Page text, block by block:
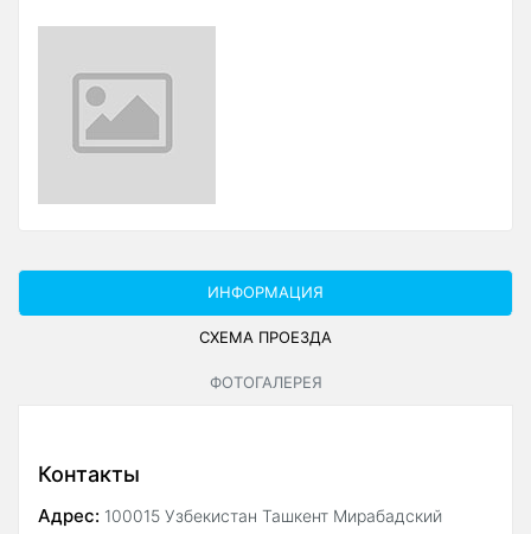
ИНФОРМАЦИЯ
СХЕМА ПРОЕЗДА
ФОТОГАЛЕРЕЯ
Контакты
Адрес: 100015 Узбекистан Ташкент Мирабадский